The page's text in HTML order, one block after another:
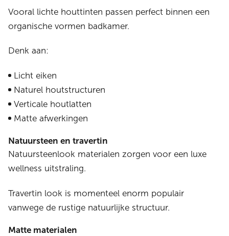
Vooral lichte houttinten passen perfect binnen een
organische vormen badkamer.
Denk aan:
Licht eiken
Naturel houtstructuren
Verticale houtlatten
Matte afwerkingen
Natuursteen en travertin
Natuursteenlook materialen zorgen voor een luxe
wellness uitstraling.
Travertin look is momenteel enorm populair
vanwege de rustige natuurlijke structuur.
Matte materialen